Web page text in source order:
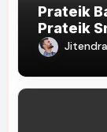
Prateik
Prateik